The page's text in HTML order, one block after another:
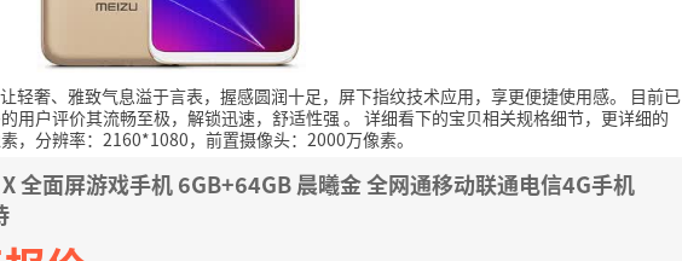
轻奢、雅致气息溢于言表，握感圆润十足，屏下指纹技术应用，享更便捷使用感。
目前已
用户评价其流畅至极，解锁迅速，舒适性强 。 详细看下的宝贝相关规格细节，更详细的
，分辨率：2160*1080，前置摄像头：2000万像素。
全面屏游戏手机 6GB+64GB 晨曦金 全网通移动联通电信4G手机